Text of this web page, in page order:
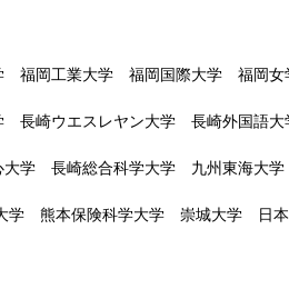
福岡工業大学 福岡国際大学 福岡女
長崎ウエスレヤン大学 長崎外国語大
大学 長崎総合科学大学 九州東海大
大学 熊本保険科学大学 崇城大学 日